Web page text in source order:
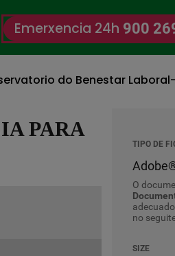
Emerxencia 24h 900
do Benestar
PARA
TIPO DE
O
no
SIZE